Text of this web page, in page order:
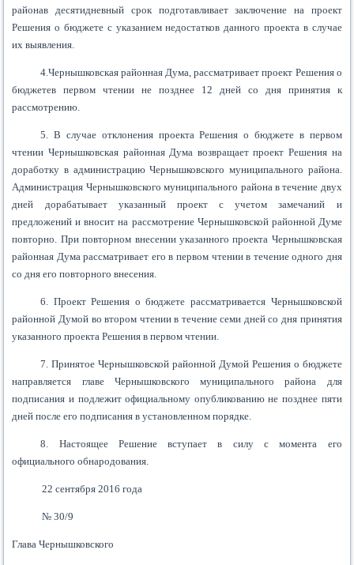
районав десятидневный срок подготавливает заключение на проект
Решения о бюджете с указанием недостатков данного проекта в случае
их выявления.
4.Чернышковская районная Дума, рассматривает проект Решения о
бюджетев первом чтении не позднее 12 дней со дня принятия к
рассмотрению.
5. В случае отклонения проекта Решения о бюджете в первом
чтении Чернышковская районная Дума возвращает проект Решения на
доработку в администрацию Чернышковского муниципального района.
Администрация Чернышковского муниципального района в течение двух
дней дорабатывает указанный проект с учетом замечаний и
предложений и вносит на рассмотрение Чернышковской районной Думе
повторно. При повторном внесении указанного проекта Чернышковская
районная Дума рассматривает его в первом чтении в течение одного дня
со дня его повторного внесения.
6. Проект Решения о бюджете рассматривается Чернышковской
районной Думой во втором чтении в течение семи дней со дня принятия
указанного проекта Решения в первом чтении.
7. Принятое Чернышковской районной Думой Решения о бюджете
направляется главе Чернышковского муниципального района для
подписания и подлежит официальному опубликованию не позднее пяти
дней после его подписания в установленном порядке.
8. НастоящееРешение вступает в силу с момента его
официального обнародования.
22 сентября 2016 года
№30/9
Глава Чернышковского